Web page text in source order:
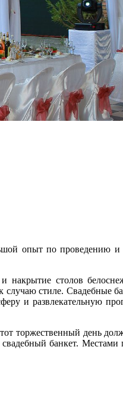
опыт по проведению
столов
стиле. Свадебные
и развлекательную
торжественный день
банкет. Местами